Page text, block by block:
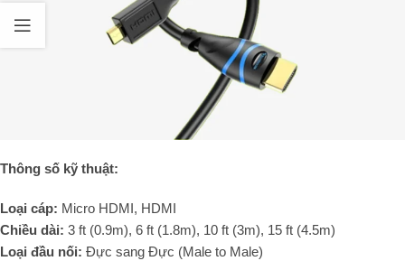
Thông số kỹ thuật:
Loại cáp: Micro HDMI, HDMI
Chiều dài: 3 ft (0.9m), 6 ft (1.8m), 10 ft (3m), 15 ft (4.5m)
Loại đầu nối: Đực sang Đực (Male to Male)